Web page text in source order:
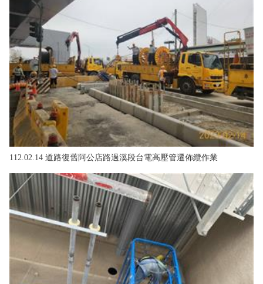
112.02.14 道路復舊阿公店路過溪段台電高壓管遷佈纜作業